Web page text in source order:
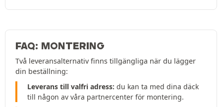
FAQ: MONTERING
Två leveransalternativ finns tillgängliga när du lägger
din beställning:
Leverans till valfri adress: du kan ta med dina däck
till någon av våra partnercenter för montering.